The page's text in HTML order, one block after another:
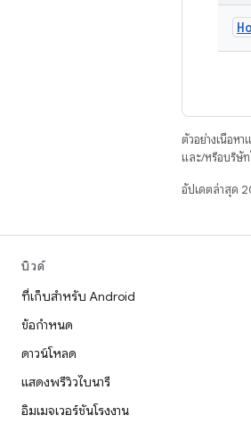
ตัวอย่างเนื้อห
และ/หรือบริษัท
อัปเดตล่าสุด
บิวด์
ที่เก็บสำหรับ Android
ข้อกำหนด
ดาวน์โหลด
แสดงพรีวิวไบนารี
อิมเมจเวอร์ชันโรงงาน